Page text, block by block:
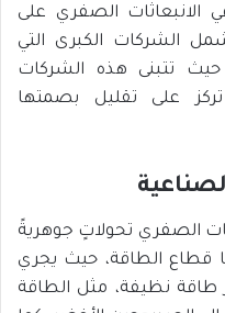
الانبعاثات الصفري على
الشركات الكبرى التي
تتبنى هذه الشركات
على تقليل بصمتها
الصفري تحولاتٍ جوهريةً
قطاع الطاقة، حيث يجري
طاقة نظيفة، مثل الطاقة